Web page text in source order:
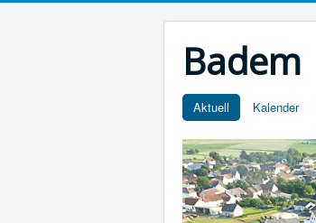
Badem
Aktuell Kalender